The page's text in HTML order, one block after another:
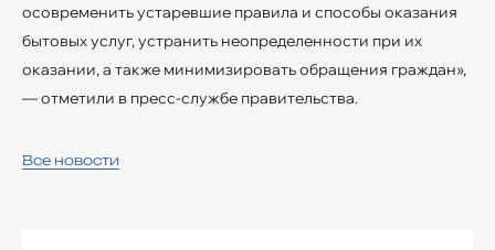
осовременить устаревшие правила и способы оказания
бытовых услуг, устранить неопределенности при их
оказании, а также минимизировать обращения граждан»,
— отметили в пресс-службе правительства.
Все новости